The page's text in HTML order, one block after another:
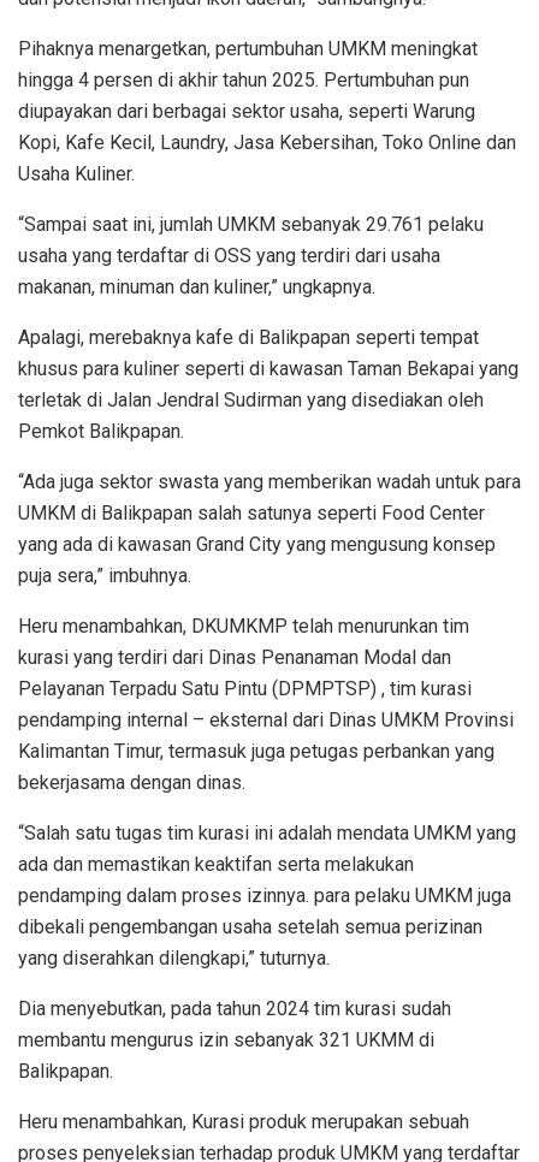
Pihaknya menargetkan, pertumbuhan UMKM meningkat
hingga 4 persen di akhir tahun 2025. Pertumbuhan pun
diupayakan dari berbagai sektor usaha, seperti Warung
Kopi, Kafe Kecil, Laundry, Jasa Kebersihan, Toko Online dan
Usaha Kuliner.
“Sampai saat ini, jumlah UMKM sebanyak 29.761 pelaku
usaha yang terdaftar di OSS yang terdiri dari usaha
makanan, minuman dan kuliner,” ungkapnya.
Apalagi, merebaknya kafe di Balikpapan seperti tempat
khusus para kuliner seperti di kawasan Taman Bekapai yang
terletak di Jalan Jendral Sudirman yang disediakan oleh
Pemkot Balikpapan.
“Ada juga sektor swasta yang memberikan wadah untuk para
UMKM di Balikpapan salah satunya seperti Food Center
yang ada di kawasan Grand City yang mengusung konsep
puja sera,” imbuhnya.
Heru menambahkan, DKUMKMP telah menurunkan tim
kurasi yang terdiri dari Dinas Penanaman Modal dan
Pelayanan Terpadu Satu Pintu (DPMPTSP) , tim kurasi
pendamping internal – eksternal dari Dinas UMKM Provinsi
Kalimantan Timur, termasuk juga petugas perbankan yang
bekerjasama dengan dinas.
“Salah satu tugas tim kurasi ini adalah mendata UMKM yang
ada dan memastikan keaktifan serta melakukan
pendamping dalam proses izinnya. para pelaku UMKM juga
dibekali pengembangan usaha setelah semua perizinan
yang diserahkan dilengkapi,” tuturnya.
Dia menyebutkan, pada tahun 2024 tim kurasi sudah
membantu mengurus izin sebanyak 321 UKMM di
Balikpapan.
Heru menambahkan, Kurasi produk merupakan sebuah
proses penyeleksian terhadap produk UMKM yang terdaftar